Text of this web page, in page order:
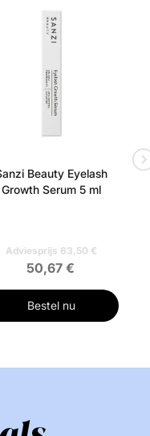
Beauty Eyelash
Growth Serum 5 ml
Adviesprijs 63,50 €
50,67 €
Bestel nu